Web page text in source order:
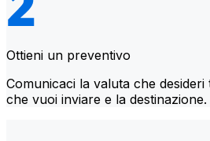
Ottieni un preventivo
Comunicaci la valuta che
che vuoi inviare e la destinazione.